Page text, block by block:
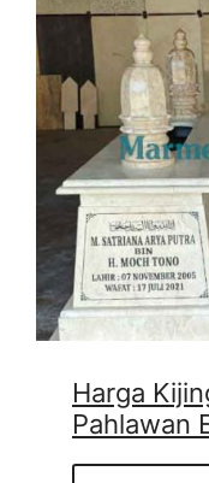
Harga
Pahlawan